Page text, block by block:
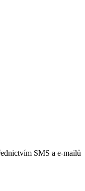
SMS a e-mailů